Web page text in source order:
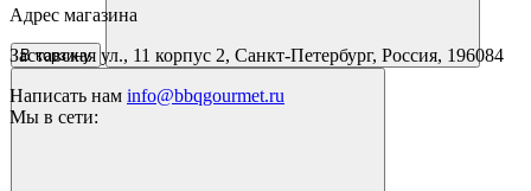
В корзину
Адрес магазина
Заставская ул., 11 корпус 2, Санкт-Петербург, Россия, 196084
Написать нам info@bbqgourmet.ru
Мы в сети: